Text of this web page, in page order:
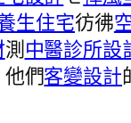
生住宅彷彿
測中醫診所設
們客變設計